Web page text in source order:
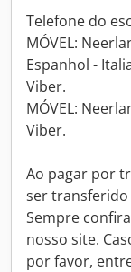
Telefone do
MÓVEL:
Espanhol -
Viber.
MÓVEL:
Viber.
Ao pagar por
ser transferido
Sempre
nosso site.
por favor,